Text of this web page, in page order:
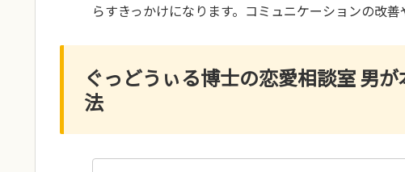
らすきっかけになります。コミュニケーションの改
ぐっどうぃる博士の恋愛相談室 男
法